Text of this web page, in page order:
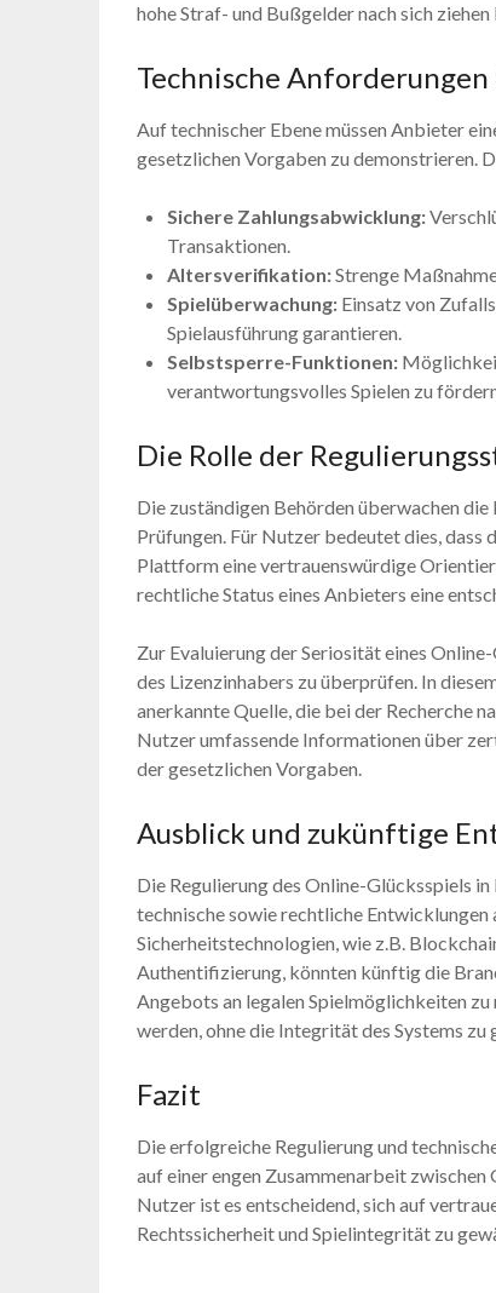
hohe Straf- und Bußgelder nach sich ziehen
Technische
Auf technischer Ebene müssen Anbieter
gesetzlichen Vorgaben zu demonstrieren.
Sichere Zahlungsabwicklung:
Transaktionen.
Altersverifikation:Strenge
Spielüberwachung: Einsatz von
Spielausführung garantieren.
Selbstsperre-Funktionen:
verantwortungsvolles Spielen zu
Die Rolle der
Die zuständigen Behörden überwachen
Prüfungen. Für Nutzer bedeutet dies,
Plattform eine vertrauenswürdige
rechtliche Status eines Anbieters eine
Zur Evaluierung der Seriosität eines
des Lizenzinhabers zu überprüfen. In
anerkannte Quelle, die bei der Recherche
Nutzer umfassende Informationen über
der gesetzlichen Vorgaben.
Ausblick und zukünftige
Die Regulierung des Online-Glücksspiels
technische sowie rechtliche
Sicherheitstechnologien, wie z.B.
Authentifizierung, könnten künftig die
Angebots an legalen Spielmöglichkeiten
werden, ohne die Integrität des Systems zu
Fazit
Die erfolgreiche Regulierung und
auf einer engen Zusammenarbeit
Nutzer ist es entscheidend, sich auf
Rechtssicherheit und Spielintegrität zu